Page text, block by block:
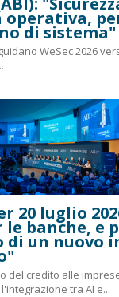
operativa,
di sistema"
WeSec 2026
20 luglio
le banche, e
di un nuovo
del credito alle
l'integrazione tra AI e...